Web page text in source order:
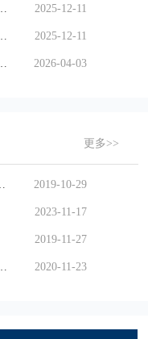
能补考吗？ 2025-12-11
2025-12-11
2026-04-03
更多>>
2019-10-29
2023-11-17
2019-11-27
2020-11-23